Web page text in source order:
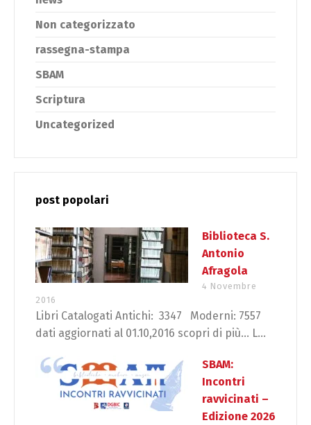
Non categorizzato
rassegna-stampa
SBAM
Scriptura
Uncategorized
post popolari
Biblioteca S.
Antonio
Afragola
4 Novembre
2016
Libri Catalogati Antichi: 3347 Moderni: 7557
dati aggiornati al 01.10,2016 scopri di più… L...
SBAM:
Incontri
ravvicinati –
Edizione 2026